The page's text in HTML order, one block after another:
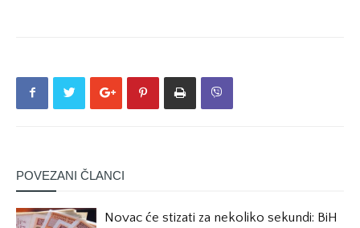
POVEZANI ČLANCI
Novac će stizati za nekoliko sekundi: BiH